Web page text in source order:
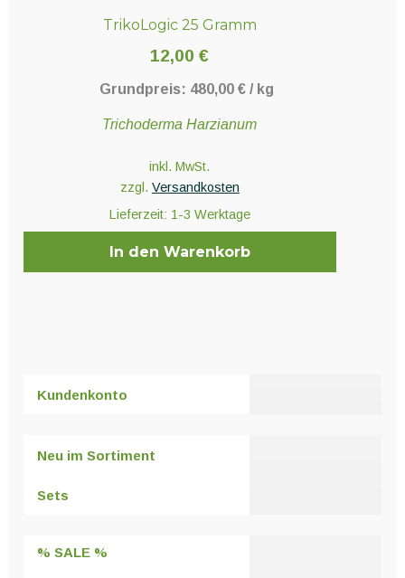
TrikoLogic 25 Gramm
12,00€
Grundpreis: 480,00€ / kg
Trichoderma Harzianum
inkl. MwSt.
zzgl. Versandkosten
Lieferzeit: 1-3 Werktage
In den Warenkorb
Kundenkonto
Neu im Sortiment
Sets
% SALE %